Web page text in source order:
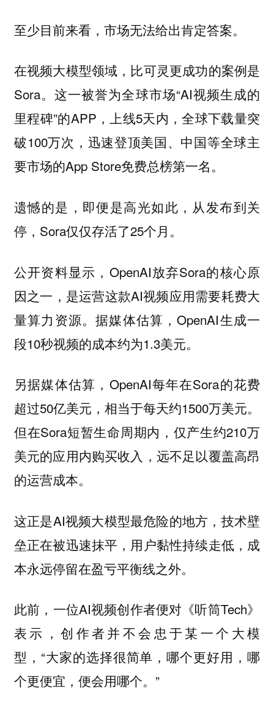
至少目前来看，市场无法给出肯定答案。
在视频大模型领域，比可灵更成功的案例是
Sora。这一被誉为全球市场“AI视频生成的
里程碑”的APP，上线5天内，全球下载量突
破100万次，迅速登顶美国、中国等全球主
要市场的App Store免费总榜第一名。
遗憾的是，即便是高光如此，从发布到关
停，Sora仅仅存活了25个月。
公开资料显示，OpenAI放弃Sora的核心原
因之一，是运营这款AI视频应用需要耗费大
量算力资源。据媒体估算，OpenAI生成一
段10秒视频的成本约为1.3美元。
另据媒体估算，OpenAI每年在Sora的花费
超过50亿美元，相当于每天约1500万美元。
但在Sora短暂生命周期内，仅产生约210万
美元的应用内购买收入，远不足以覆盖高昂
的运营成本。
这正是AI视频大模型最危险的地方，技术壁
垒正在被迅速抹平，用户黏性持续走低，成
本永远停留在盈亏平衡线之外。
此前，一位AI视频创作者便对《听筒Tech》
表示，创作者并不会忠于某一个大模
型，“大家的选择很简单，哪个更好用，哪
个更便宜，便会用哪个。”